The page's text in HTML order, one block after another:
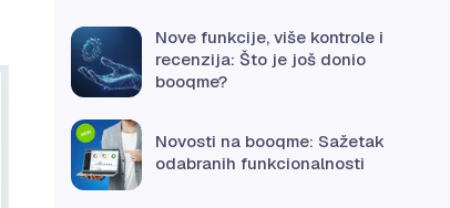
Nove funkcije, više kontrole i
recenzija: Što je još donio
booqme?
Novosti na booqme: Sažetak
odabranih funkcionalnosti